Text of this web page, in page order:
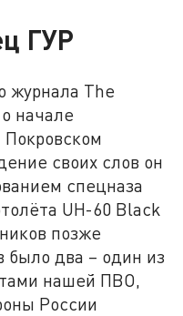
ГУР
журнала The
начале
своих слов он
спецназа
UH-60 Black
позже
было два – один из
нашей ПВО,
России